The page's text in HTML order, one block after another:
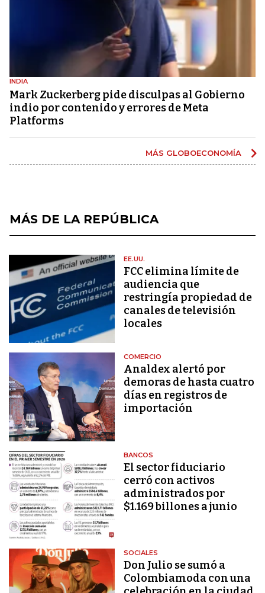
INDIA
Mark Zuckerberg pide disculpas al Gobierno
indio por contenido y errores de Meta
Platforms
MÁS GLOBOECONOMÍA
MÁS DE LA REPÚBLICA
EE.UU.
FCC elimina límite de
audiencia que
restringía propiedad de
canales de televisión
locales
COMERCIO
Analdex alertó por
demoras de hasta cuatro
días en registros de
importación
BANCOS
El sector fiduciario
cerró con activos
administrados por
$1.169 billones a junio
SOCIALES
Don Julio se sumó a
Colombiamoda con una